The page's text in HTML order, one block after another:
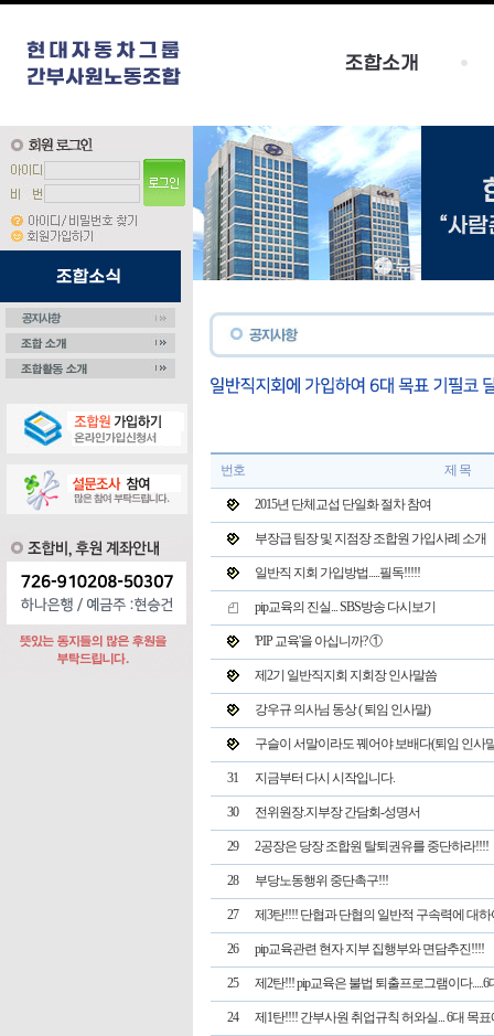
번호 제 목
2015년 단체교섭 단일화 절차 참여
부장급 팀장 및 지점장 조합원 가입사례 소개
일반직 지회 가입방법.....필독!!!!!
pip교육의 진실... SBS방송 다시보기
'PIP 교육'을 아십니까? ①
제2기 일반직지회 지회장 인사말씀
강우규 의사님 동상 ( 퇴임 인사말)
구슬이 서말이라도 꿰어야 보배다(퇴임 인사
31 지금부터 다시 시작입니다.
30 전위원장.지부장 간담회-성명서
29 2공장은 당장 조합원 탈퇴권유를 중단하라!!!!
28 부당노동행위 중단촉구!!!
27 제3탄!!!! 단협과 단협의 일반적 구속력에 대하
26 pip교육관련 현자 지부 집행부와 면담추진!!!!
25 제2탄!!! pip교육은 불법 퇴출프로그램이다
24 제1탄!!!! 간부사원 취업규칙 허와실... 6대 목